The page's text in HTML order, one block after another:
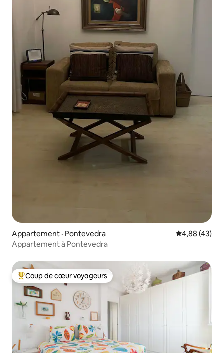
Appartement · Pontevedra Note
4,88 (43)
Appartement à Pontevedra
Coup de cœur voyageurs parmi les plus aimés
Coup de cœur voyageurs